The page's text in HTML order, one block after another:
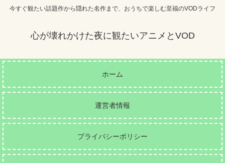
今すぐ観たい話題作から隠れた名作まで、おうちで楽しむ至福のVODライフ
心が壊れかけた夜に観たいアニメとVOD
ホーム
運営者情報
プライバシーポリシー